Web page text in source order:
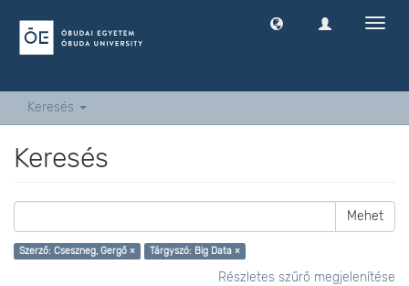
Keresés
Keresés
Mehet
Szerző: Cseszneg, Gergő × Tárgyszó: Big Data ×
Részletes szűrő megjelenítése